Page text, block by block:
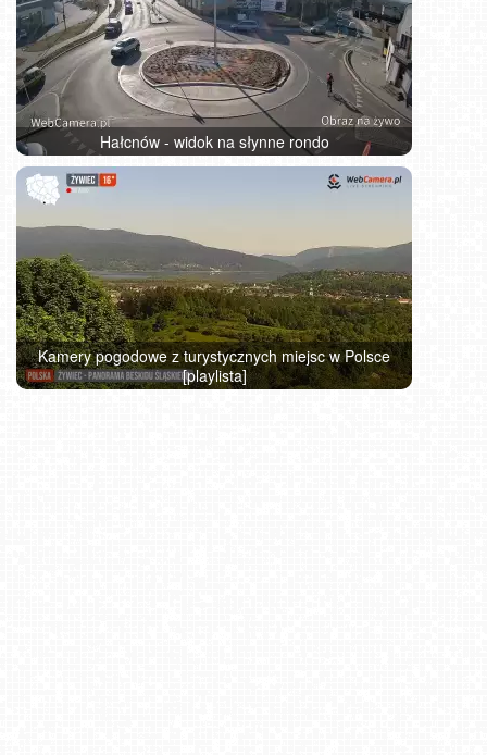
Hałcnów - widok na słynne rondo
Kamery pogodowe z turystycznych miejsc w Polsce
[playlista]